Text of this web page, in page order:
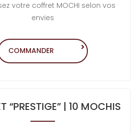
votre coffret MOCHI selon vos
envies
COMMANDER
“PRESTIGE” | 10 MOCHIS